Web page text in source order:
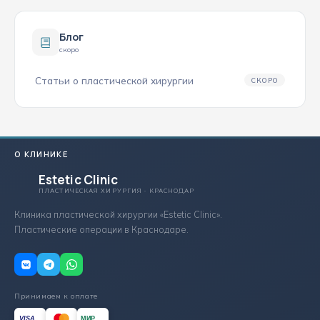
Блог
скоро
Статьи о пластической хирургии СКОРО
О КЛИНИКЕ
Estetic Clinic
ПЛАСТИЧЕСКАЯ ХИРУРГИЯ · КРАСНОДАР
Клиника пластической хирургии «Estetic Clinic».
Пластические операции в Краснодаре.
Принимаем к оплате
МИР